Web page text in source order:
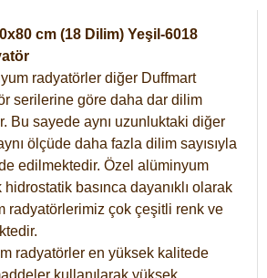
cm (18 Dilim) Yeşil-6018
radyatörler diğer Duffmart
serilerine göre daha dar dilim
Bu sayede aynı uzunluktaki diğer
ölçüde daha fazla dilim sayısıyla
edilmektedir. Özel alüminyum
basınca dayanıklı olarak
radyatörlerimiz çok çeşitli renk ve
radyatörler en yüksek kalitede
kullanılarak yüksek